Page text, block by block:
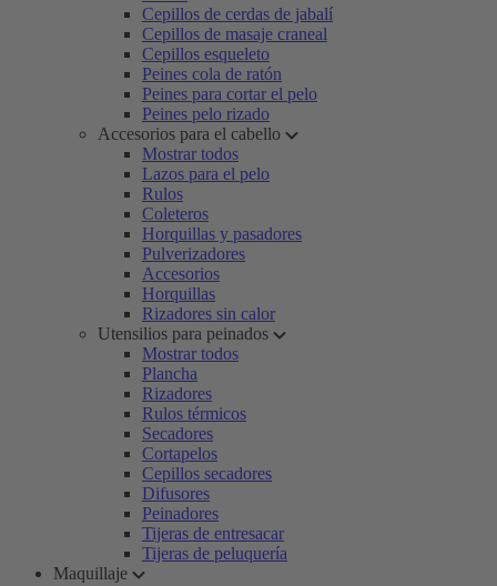
Cepillos de cerdas de jabalí
Cepillos de masaje craneal
Cepillos esqueleto
Peines cola de ratón
Peines para cortar el pelo
Peines pelo rizado
Accesorios para el cabello
Mostrar todos
Lazos para el pelo
Rulos
Coleteros
Horquillas y pasadores
Pulverizadores
Accesorios
Horquillas
Rizadores sin calor
Utensilios para peinados
Mostrar todos
Plancha
Rizadores
Rulos térmicos
Secadores
Cortapelos
Cepillos secadores
Difusores
Peinadores
Tijeras de entresacar
Tijeras de peluquería
Maquillaje